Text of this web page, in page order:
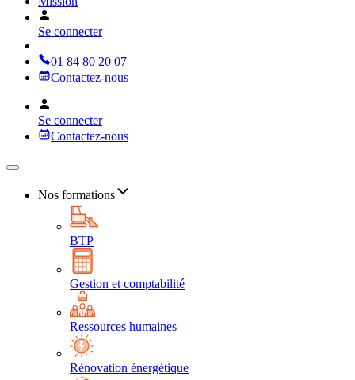
Se connecter
01 84 80 20 07
Contactez-nous
Se connecter
Contactez-nous
Nos formations
BTP
Gestion et comptabilité
Ressources humaines
Rénovation énergétique